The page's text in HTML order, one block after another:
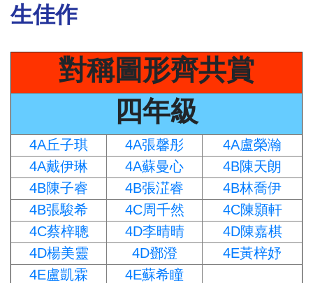
生佳作
對稱圖形齊共賞
四年級
4A丘子琪 4A張馨彤
4A盧榮瀚
4A戴伊琳
4A蘇曼心
4B陳天朗
4B陳子睿
4B張淽睿
4B林喬伊
4B張駿希
4C周千然
4C陳顥軒
4C蔡梓聰
4D李晴晴
4D陳嘉棋
4D楊美靈
4D鄧澄
4E黃梓妤
4E盧凱霖
4E蘇希瞳